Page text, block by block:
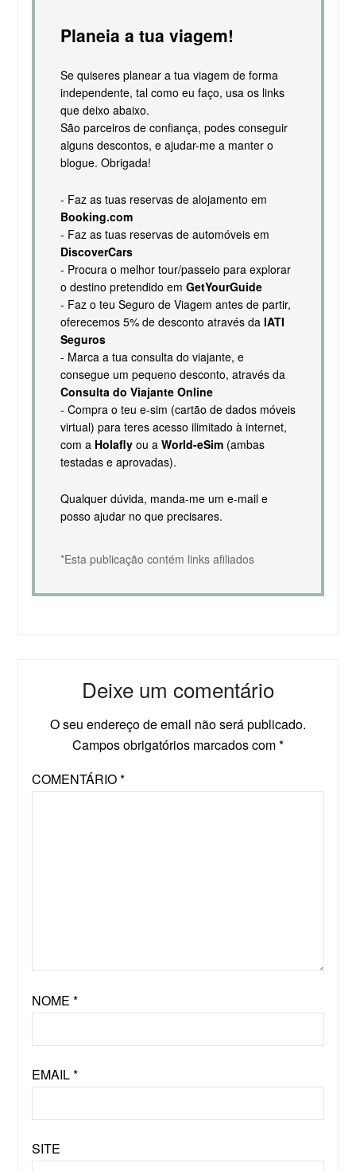
Planeia a tua viagem!
Se quiseres planear a tua viagem de forma
independente, tal como eu faço, usa os links
que deixo abaixo.
São parceiros de confiança, podes conseguir
alguns descontos, e ajudar-me a manter o
blogue. Obrigada!
- Faz as tuas reservas de alojamento em
Booking.com
- Faz as tuas reservas de automóveis em
DiscoverCars
- Procura o melhor tour/passeio para explorar
o destino pretendido em GetYourGuide
- Faz o teu Seguro de Viagem antes de partir,
oferecemos 5% de desconto através da IATI
Seguros
- Marca a tua consulta do viajante, e
consegue um pequeno desconto, através da
Consulta do Viajante Online
- Compra o teu e-sim (cartão de dados móveis
virtual) para teres acesso ilimitado à internet,
com a Holaflyou a World-eSim(ambas
testadas e aprovadas).
Qualquer dúvida, manda-me um e-mail e
posso ajudar no que precisares.
*Esta publicação contém links afiliados
Deixe um comentário
O seu endereço de email não será publicado.
Campos obrigatórios marcados com*
COMENTÁRIO*
NOME *
EMAIL*
SITE